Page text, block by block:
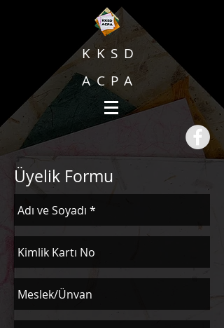
KKSD
ACPA
Üyelik Formu